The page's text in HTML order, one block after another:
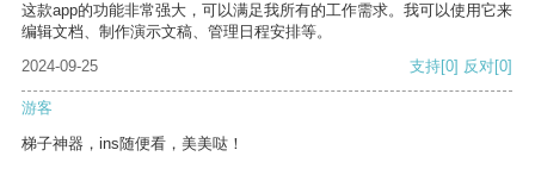
这款app的功能非常强大，可以满足我所有的工作需求。我可以使用它来
编辑文档、制作演示文稿、管理日程安排等。
2024-09-25
支持[0] 反对[0]
游客
梯子神器，ins随便看，美美哒！